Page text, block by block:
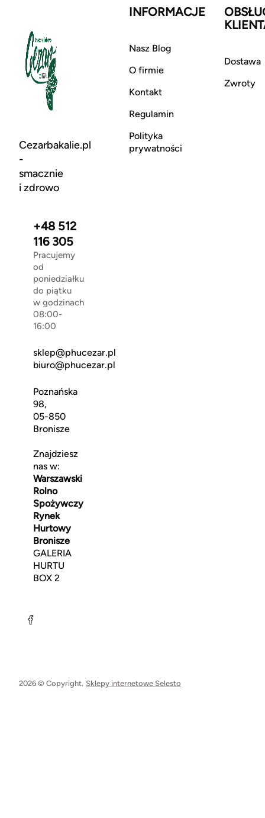
Cezarbakalie.pl
-
smacznie
i zdrowo
+48 512
116 305
Pracujemy
od
poniedziałku
do piątku
w godzinach
08:00-
16:00
sklep@phucezar.pl
biuro@phucezar.pl
Poznańska
98,
05-850
Bronisze
Znajdziesz
nas w:
Warszawski
Rolno
Spożywczy
Rynek
Hurtowy
Bronisze
GALERIA
HURTU
BOX 2
INFORMACJE
Nasz Blog
O firmie
Kontakt
Regulamin
Polityka
prywatności
Dostawa
Zwroty
2026 © Copyright. Sklepy internetowe Selesto